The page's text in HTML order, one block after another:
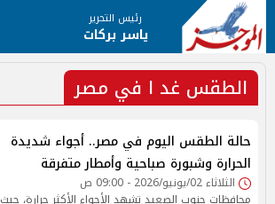
رئيس التحرير
ياسر بركات
الطقس غد ا في مصر
حالة الطقس اليوم في مصر.. أجواء شديدة
الحرارة وشبورة صباحية وأمطار متفرقة
الثلاثاء 02/يونيو/2026 - 09:00 ص
محافظات جنوب الصعيد تشهد الأجواء الأكثر حرارة، حيث